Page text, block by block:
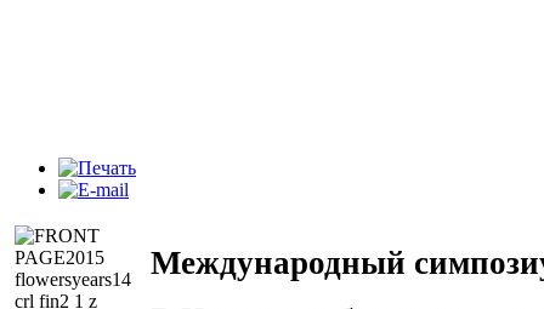
Международный